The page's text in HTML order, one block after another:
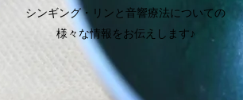
シンギング・リンと音響療法についての
様々な情報をお伝えします♪